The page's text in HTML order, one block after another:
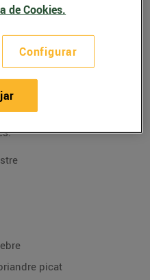
amb
picat
de Cookies.
Configurar